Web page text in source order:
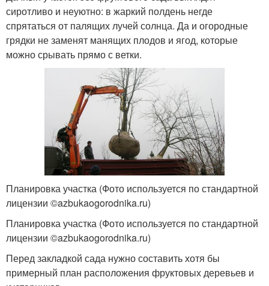
сиротливо и неуютно: в жаркий полдень негде
спрятаться от палящих лучей солнца. Да и огородные
грядки не заменят манящих плодов и ягод, которые
можно срывать прямо с ветки.
Планировка участка (Фото используется по стандартной
лицензии ©azbukaogorodnika.ru)
Планировка участка (Фото используется по стандартной
лицензии ©azbukaogorodnika.ru)
Перед закладкой сада нужно составить хотя бы
примерный план расположения фруктовых деревьев и